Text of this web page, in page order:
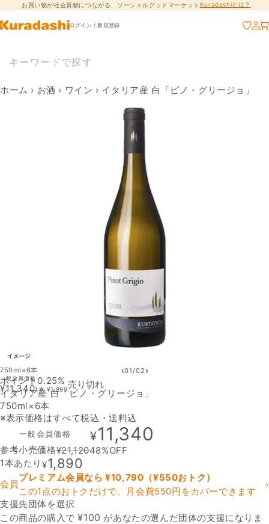
コンテンツに進
む
お買い物が社会貢献につながる、ソーシャルグッドマーケット Kuradashiとは？
ログイン / 新規登録
ホーム › お酒 › ワイン › イタリア産 白「ピノ・グリージョ」
750ml×6本 ‹01 /02›
ポイント0.25%
イタリア産 白「ピノ・グリージョ」
750ml×6本
※表示価格はすべて税込・送料込
一般会員価格 ¥11,340
参考小売価格¥21,12048%OFF
1本あたり ¥1,890
会員
プレミアム会員なら ¥10,790 （¥550おトク）
この1点のおトクだけで、月会費550円をカバーできます
›
支援先団体を選択
この商品の購入で¥100 があなたの選んだ団体の支援になりま
支援先団体
一般会員価格
¥11,3401本¥1,890
売り切れ